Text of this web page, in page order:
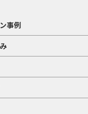
事例